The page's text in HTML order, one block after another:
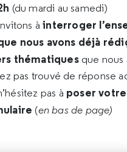
(du mardi au samedi)
àinterroger
nous avons déjà
thématiques que nous
pas trouvé de réponse
pas à poser
(en bas de page)